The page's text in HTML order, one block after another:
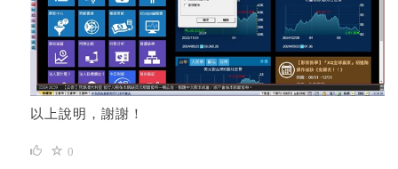
以上說明，謝謝！
0